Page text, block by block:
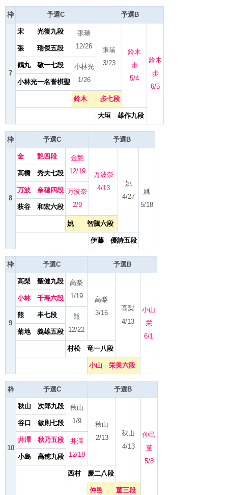
枠 予選C 予選B
7
宋 光復九段
張瑞
12/26
張瑞
3/23
鈴木
歩
5/4
鈴木
歩
6/5
張 瑞傑五段
鶴丸 敬一七段
小林光
1/26
小林光一名誉棋聖
鈴木 歩七段
大垣 雄作九段
枠 予選C 予選B
8
金 艶四段
金艶
12/19
万波奈
4/13
姚
4/27
姚
5/18
高橋 秀夫七段
万波 奈穂四段 万波奈
2/9
萩谷 和宏六段
姚 智騰六段
伊藤 優詩五段
枠 予選C 予選B
9
高梨 聖健九段
高梨
1/19
高梨
3/16
高梨
4/13
小山
栄
6/1
小林 千寿六段
熊 丰七段
熊
12/22
菊地 義雄五段
村松 竜一八段
小山 栄美六段
枠 予選C 予選B
10
秋山 次郎九段
秋山
1/9
秋山
2/13
秋山
4/13
仲邑
菫
5/8
谷口 敏則七段
井澤 秋乃五段
井澤
12/19
小島 高穂九段
西村 慶二八段
仲邑 菫三段